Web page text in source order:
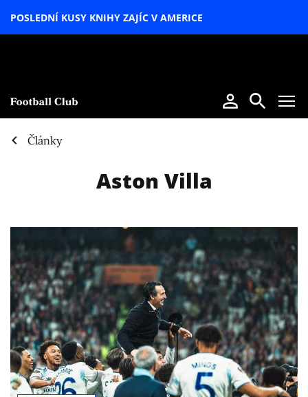
POSLEDNÍ KUSY KNIHY ZAJÍC V AMERICE
Články
Aston Villa